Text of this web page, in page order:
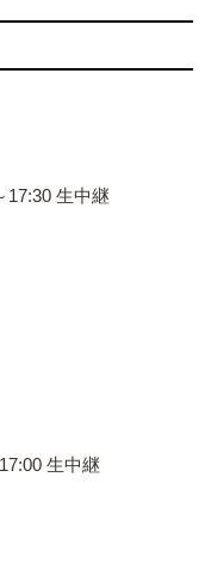
17:30 生中継
生中継